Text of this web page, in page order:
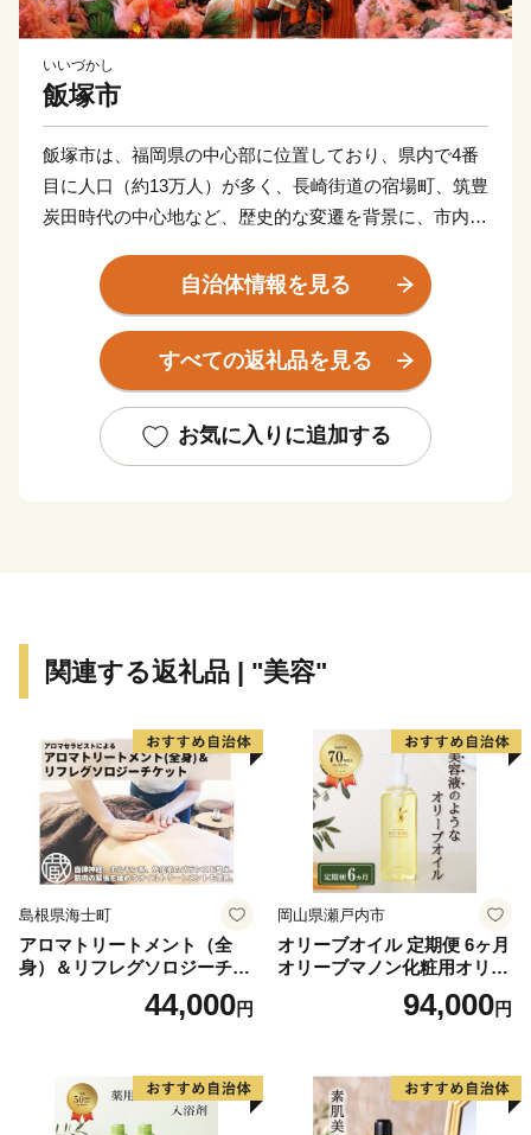
いいづかし
飯塚市
飯塚市は、福岡県の中心部に位置しており、県内で4番
目に人口（約13万人）が多く、長崎街道の宿場町、筑豊
炭田時代の中心地など、歴史的な変遷を背景に、市内に
市民が安心して暮らせる健幸都市(けんこうとし)を目指
し「まちづくり」を推進しております。
飯塚市の応援よろしくお願いします！
自治体情報を見る
すべての返礼品を見る
お気に入りに追加する
関連する返礼品 | "美容"
島根県海士町
アロマトリートメント（全
身）＆リフレグソロジーチケ
44,000円
岡山県瀬戸内市
オリーブオイル 定期便 6ヶ月
オリーブマノン化粧用オリー
ブオイル 200ml オリーブ オ
イル 美容 スキンケア 化粧用
94,000円